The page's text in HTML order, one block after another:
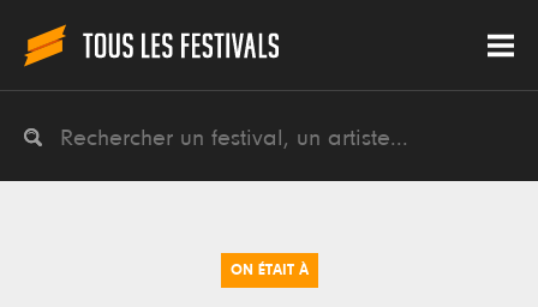
ON ÉTAIT À